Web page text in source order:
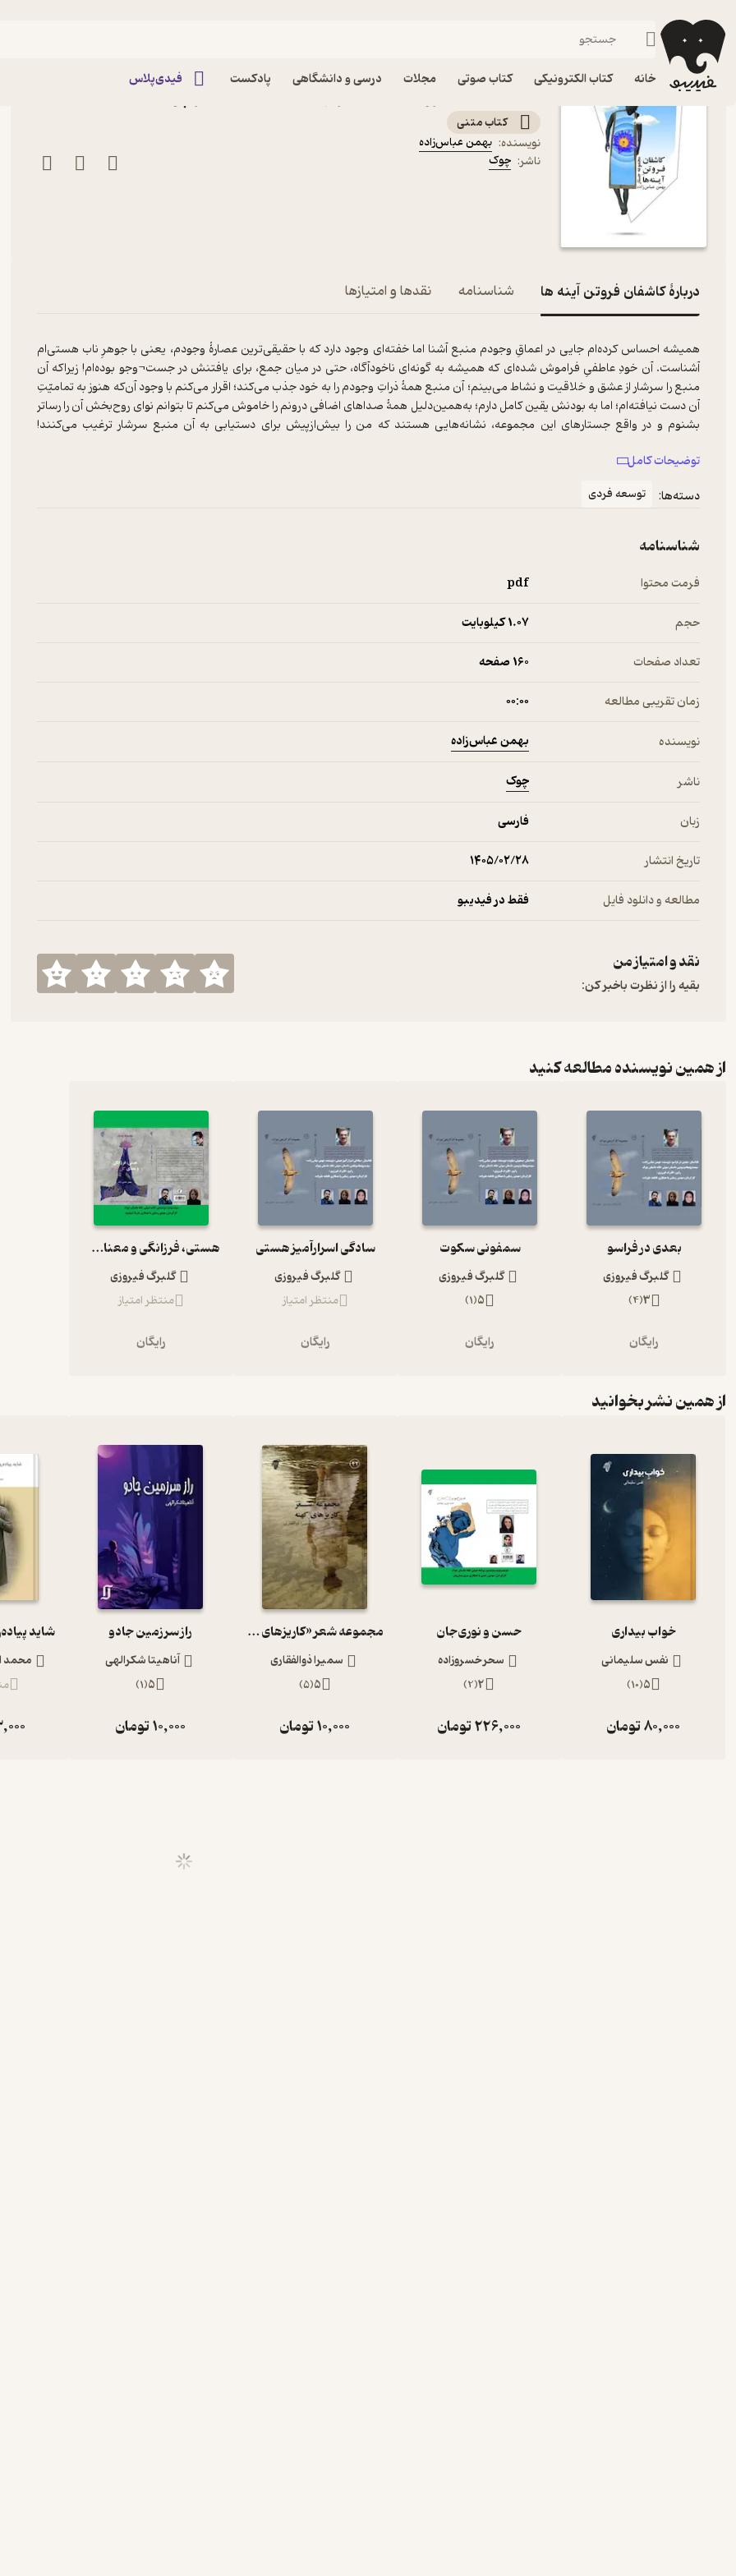
خانه کتاب الکترونیکی کتاب صوتی مجلات درسی و دانشگاهی پادکست فیدی‌پلاس
فیدیبو کتاب الکترونیکی
کتاب متنی
نویسنده: بهمن عباس‌­زاده
ناشر: چوک
دربارۀ کاشفان فروتن آینه ها شناسنامه نقدها و امتیازها
همیشه احساس کرده‌ام جایی در اعماقِ وجودم منبع آشنا اما خفته‌ای وجود دارد که با حقیقی‌ترین عصارۀ وجودم، یعنی با جوهرِ ناب هستی‌ام
آشناست. آن خودِ عاطفیِ فراموش شده‌ای که همیشه به گونه‌ای ناخودآگاه، حتی در میان جمع، برای یافتنش در جست¬وجو بوده‌ام! زیرا‌که آن
منبع را سرشار از عشق و خلاقیت و نشاط می‌بینم؛ آن منبع همۀ ذراتِ وجودم را به خود جذب می‌کند؛ اقرار می‌کنم با وجود آن‌که هنوز به تمامیّتِ
آن دست نیافته‌ام؛ اما به بودنش یقین کامل دارم؛ به‌همین‌دلیل همۀ صداهای اضافی درونم را خاموش می‌کنم تا بتوانم نوای روح‌بخش آن را رساتر
بشنوم و در واقع جستارهای این مجموعه، نشانه‌هایی هستند که من را بیش‌ازپیش برای دستیابی به آن منبع سرشار ترغیب می‌کنند!
هرج‌و‌مرج خود اسیر شده‌ایم که از مهم‌ترین فرایندهای انرژی بخشِ اعماقِ درون خود بازمانده‌ایم! البته باید یادآور شد دعوت به ساختارشکنی
جستارهای این مجموعه فرصتی برای بازبینی و بازیابی دنیای درونی‌مان فراهم آورد و ما را به این حقیقت برساند که اولین و مهم‌ترین پایگاهمان
توضیحات کامل
دسته‌ها:
توسعه فردی
شناسنامه
فرمت محتوا pdf
حجم 1.۰۷ کیلوبایت
تعداد صفحات 160 صفحه
زمان تقریبی مطالعه ۰۰:۰۰
نویسنده بهمن عباس‌­زاده
ناشر چوک
زبان فارسی
تاریخ انتشار ۱۴۰۵/۰۲/۲۸
مطالعه و دانلود فایل فقط در فیدیبو
نقد و امتیاز من
بقیه را از نظرت باخبر کن:
از همین نویسنده مطالعه کنید
بعدی در فراسو
گلبرگ فیروزی
3
(
4
)
رایگان
سمفونی سکوت
گلبرگ فیروزی
5
(
1
)
رایگان
سادگی اسرارآمیز هستی
گلبرگ فیروزی
منتظر امتیاز
رایگان
هستی، فرزانگی و معنای گل سرخ
گلبرگ فیروزی
منتظر امتیاز
رایگان
از همین نشر بخوانید
خواب بیداری
نفس سلیمانی
5
(
10
)
80,000تومان
حسن و نوری‌جان
سحر خسروزاده
2
(
2
)
226,000تومان
مجموعه شعر «کاریزهای کهنه»
سمیرا ذوالفقاری
5
(
5
)
10,000تومان
راز سرزمین جادو
آناهیتا شکرالهی
5
(
1
)
10,000تومان
محمد